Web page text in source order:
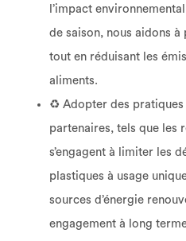
l’impact
de saison, nous aidons
tout en réduisant les
aliments.
♻️ Adopter des pratiques
partenaires, tels que les
s’engagent à limiter les
plastiques à usage
sources d’énergie
engagement à long